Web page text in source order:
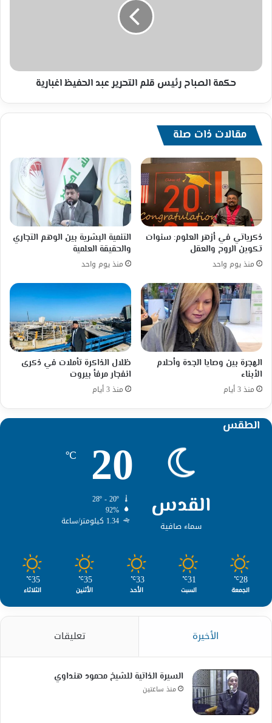
حكمة الصباح رئيس قلم التحرير عبد الحفيظ اغبارية
مقالات ذات صلة
ذكرياتي في أزهر العلوم: سنوات
تكوين الروح والعقل
منذ يوم واحد
التنمية البشرية بين الوهم التجاري
والحقيقة العلمية
منذ يوم واحد
الهجرة بين وصايا الجدة وأحلام
الأبناء
منذ 3 أيام
ظلال الذاكرة تأملات في ذكرى
انفجار مرفأ بيروت
منذ 3 أيام
الطقس
القدس
سماء صافية
20
℃
92%
1.34 كيلومتر/ساعة
28
℃
الجمعة
31
℃
السبت
33
℃
الأحد
35
℃
الأثنين
35
℃
الثلاثاء
الأخيرة تعليقات
السيرة الذاتية للشيخ محمود هنداوي
منذ ساعتين